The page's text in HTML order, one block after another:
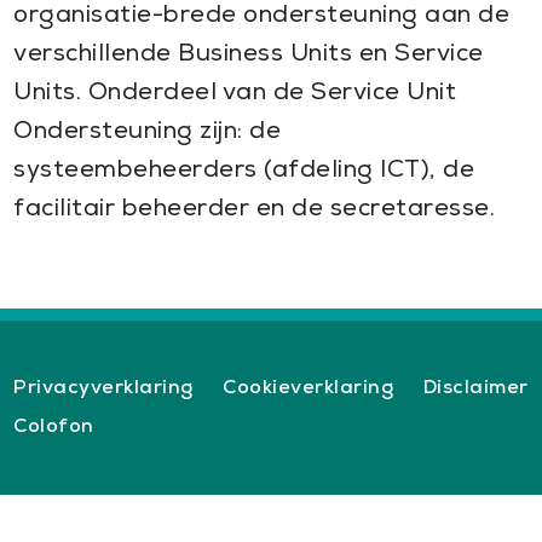
organisatie-brede ondersteuning aan de
verschillende Business Units en Service
Units. Onderdeel van de Service Unit
Ondersteuning zijn: de
systeembeheerders (afdeling ICT), de
facilitair beheerder en de secretaresse.
Privacyverklaring Cookieverklaring
Disclaimer
Colofon